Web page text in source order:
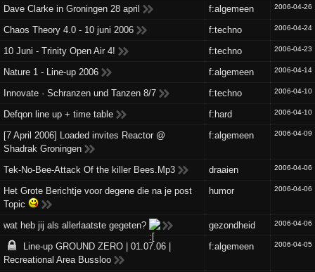
Dave Clarke in Groningen 28 april f:algemeen 2006-04-26
Chaos Theory 4.0 - 10 juni 2006 f:techno 2006-04-24
10 Juni - Trinity Open Air 4! f:techno 2006-04-23
Nature 1 - Line-up 2006 f:algemeen 2006-04-14
Innovate · Schranzen und Tanzen 8/7 f:techno 2006-04-10
Defqon line up + time table f:hard 2006-04-10
[7 April 2006] Loaded invites Reactor @
Shadrak Groningen
f:algemeen 2006-04-09
Tek-No-Bee-Attack Of the killer Bees.Mp3 draaien 2006-04-06
Het Grote Berichtje voor degene die na je post
Topic
humor 2006-04-06
wat heb jij als allerlaatste gegeten? gezondheid 2006-04-06
Line-up GROUND ZERO | 01.07.06 |
Recreational Area Bussloo
f:algemeen 2006-04-05